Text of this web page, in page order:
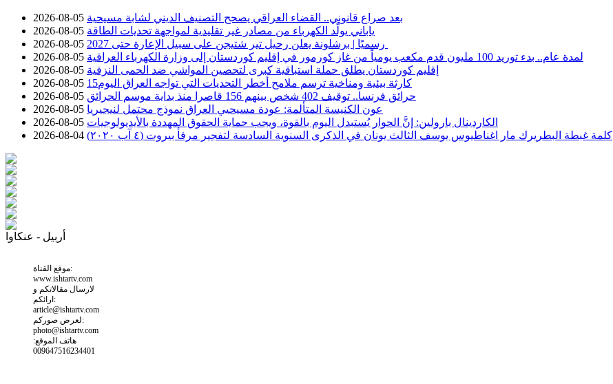
2026-08-05 بعد صراع قانوني.. القضاء العراقي يصحح التصنيف الديني لشابة مسيحية
2026-08-05 ياباني يولّد الكهرباء من مصادر غير تقليدية لمواجهة تحديات الطاقة
2026-08-05
2026-08-05
لمدة عام.. بدء توريد 100 مليون قدم مكعب يومياً من غاز كورمور في إقليم كوردستان إلى وزارة الكهرباء العراقية
2026-08-05 إقليم كوردستان يطلق حملة استباقية كبرى لتحصين المواشي ضد الحمى النزفية
2026-08-05
15كارثة بيئية ومناخية ترسم ملامح أخطر التحديات التي تواجه العراق اليوم
2026-08-05
حرائق فرنسا.. توقيف 402 شخص بينهم 156 قاصرا منذ بداية موسم الحرائق
2026-08-05 عون الكنيسة المتألمة: عودة مسيحيي العراق نموذج محتمل لنيجيريا
2026-08-05 الكاردينال بارولين: إنَّ الحوار يُستبدل اليوم بالقوة، ويجب حماية الحقوق المهددة بالأيديولوجيات
2026-08-04
كلمة غبطة البطريرك مار اغناطيوس يوسف الثالث يونان في الذكرى السنوية السادسة لتفجير مرفأ بيروت (٤ آب ٢٠٢٠)
أربيل - عنكاوا
موقع القناة:
www.ishtartv.com
لارسال مقالاتكم و
ارائكم:
article@ishtartv.com
لعرض صوركم:
photo@ishtartv.com
هاتف الموقع:
009647516234401